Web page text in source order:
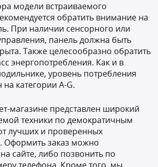
модели встраиваемого
обратить внимание на
При наличии сенсорного или
панель должна быть
Также целесообразно обратить
энергопотребления. Как и в
уровень потребления
категории A-G.
магазине представлен широкий
техники по демократичным
лучших и проверенных
Оформить заказ можно
сайте, либо позвонить по